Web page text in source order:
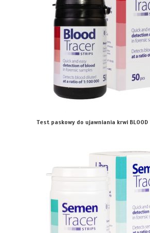
Test paskowy do ujawniania krwi BLOOD